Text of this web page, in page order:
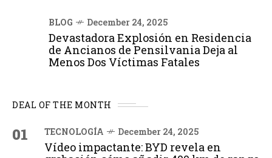
BLOG December 24, 2025
Devastadora Explosión en Residencia
de Ancianos de Pensilvania Deja al
Menos Dos Víctimas Fatales
DEAL OF THE MONTH
01 TECNOLOGÍA December 24, 2025
Vídeo impactante: BYD revela en